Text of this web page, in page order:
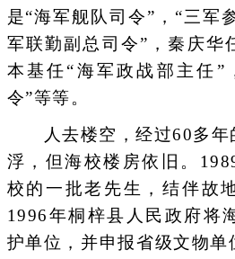
是“海军舰队司令”，“三军
军联勤副总司令”，秦庆华
本基任“海军政战部主任”
令”等等。
人去楼空，经过60多年
浮，但海校楼房依旧。
校的一批老先生，结伴故
1996年桐梓县人民政府将
护单位，并申报省级文物